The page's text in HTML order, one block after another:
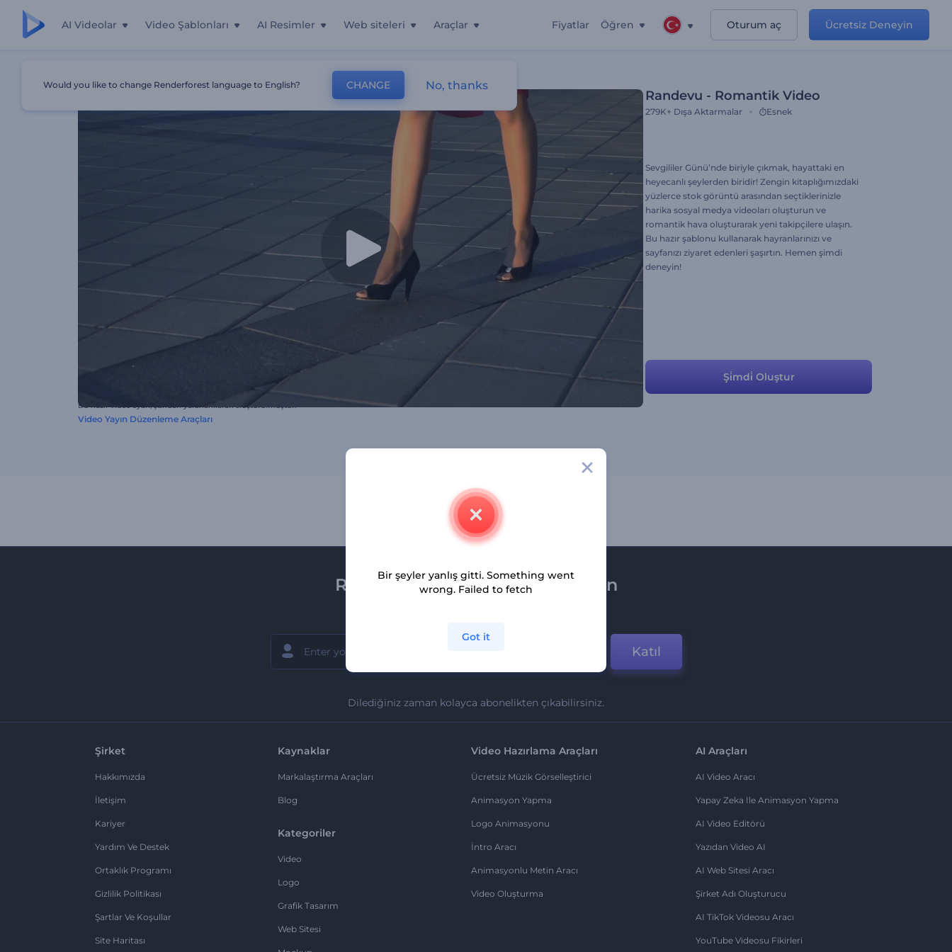
AI Videolar Video Şablonları AI Resimler Web siteleri Araçlar Fiyatlar Öğren Oturum aç Ücretsiz Deneyin
Randevu - Romantik Video
279K+ Dışa Aktarmalar Esnek
Sevgililer Günü’nde biriyle çıkmak, hayattaki en
heyecanlı şeylerden biridir! Zengin kitaplığımızdaki
yüzlerce stok görüntü arasından seçtiklerinizle
harika sosyal medya videoları oluşturun ve
romantik hava oluşturarak yeni takipçilere ulaşın.
Bu hazır şablonu kullanarak hayranlarınızı ve
sayfanızı ziyaret edenleri şaşırtın. Hemen şimdi
deneyin!
Şi̇mdi̇ Oluştur
Bu hazır video ayarı, şundan yararlanılarak oluşturulmuştur:
Video Yayın Düzenleme Araçları
Renderforest bültenine üye olun
Katıl
Dilediğiniz zaman kolayca abonelikten çıkabilirsiniz.
Şirket
Hakkımızda
İletişim
Kariyer
Yardım Ve Destek
Ortaklık Programı
Gizlilik Politikası
Şartlar Ve Koşullar
Site Haritası
Kaynaklar
Markalaştırma Araçları
Blog
Kategoriler
Video
Logo
Grafik Tasarım
Web Sitesi
Video Hazırlama Araçları
Ücretsiz Müzik Görselleştirici
Animasyon Yapma
Logo Animasyonu
İntro Aracı
Animasyonlu Metin Aracı
Video Oluşturma
AI Araçları
AI Video Aracı
Yapay Zeka Ile Animasyon Yapma
AI Video Editörü
Yazıdan Video AI
AI Web Sitesi Aracı
Şirket Adı Oluşturucu
AI TikTok Videosu Aracı
YouTube Videosu Fikirleri
Would you like to change Renderforest language to English? CHANGE No, thanks
Bir şeyler yanlış gitti. Something went
wrong. Failed to fetch
Got it